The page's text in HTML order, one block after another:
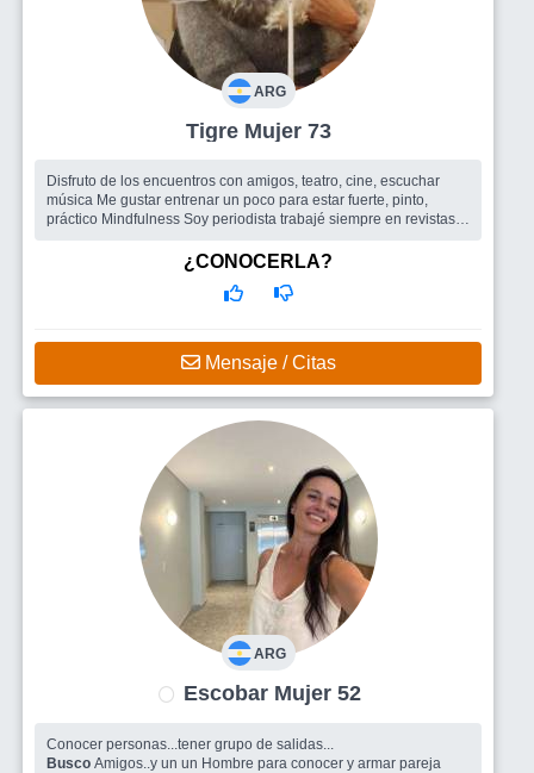
ARG
Tigre Mujer 73
Disfruto de los encuentros con amigos, teatro, cine, escuchar
música Me gustar entrenar un poco para estar fuerte, pinto,
práctico Mindfulness Soy periodista trabajé siempre en revistas
Amigos para salir , un hombre
¿CONOCERLA?
Mensaje / Citas
ARG
Escobar Mujer 52
Conocer personas...tener grupo de salidas...
Busco Amigos..y un un Hombre para conocer y armar pareja